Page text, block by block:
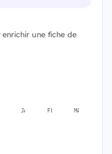
une fiche de
JANV. FÉVR. MARS